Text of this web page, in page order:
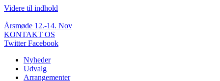
Videre til indhold
Årsmøde 12.-14. Nov
KONTAKT OS
Twitter Facebook
Nyheder
Udvalg
Arrangementer